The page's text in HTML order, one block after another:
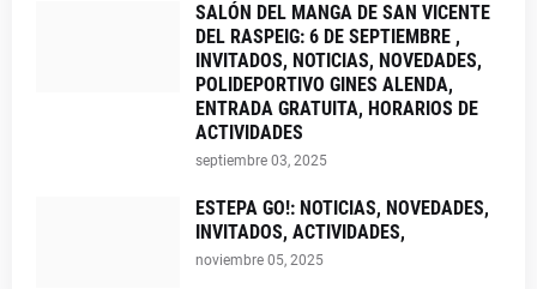
SALÓN DEL MANGA DE SAN VICENTE
DEL RASPEIG: 6 DE SEPTIEMBRE ,
INVITADOS, NOTICIAS, NOVEDADES,
POLIDEPORTIVO GINES ALENDA,
ENTRADA GRATUITA, HORARIOS DE
ACTIVIDADES
septiembre 03, 2025
ESTEPA GO!: NOTICIAS, NOVEDADES,
INVITADOS, ACTIVIDADES,
noviembre 05, 2025